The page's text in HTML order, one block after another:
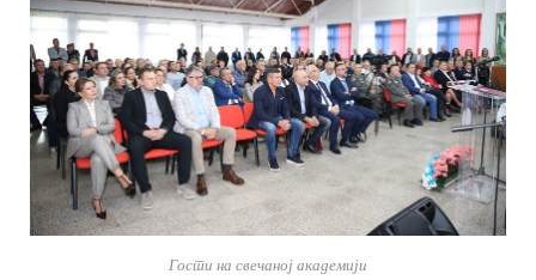
Гости на свечаној академији